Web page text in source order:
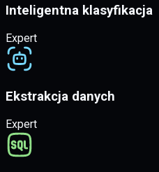
Inteligentna klasyfikacja
Expert
Ekstrakcja danych
Expert